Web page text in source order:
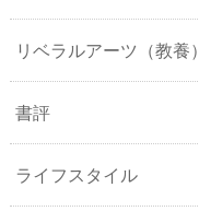
リベラルアーツ（教養）
書評
ライフスタイル